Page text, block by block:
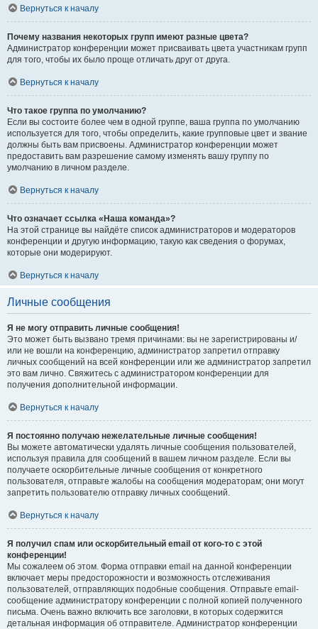
Вернуться к началу
Почему названия некоторых групп имеют разные цвета?
Администратор конференции может присваивать цвета участникам групп
для того, чтобы их было проще отличать друг от друга.
Вернуться к началу
Что такое группа по умолчанию?
Если вы состоите более чем в одной группе, ваша группа по умолчанию
используется для того, чтобы определить, какие групповые цвет и звание
должны быть вам присвоены. Администратор конференции может
предоставить вам разрешение самому изменять вашу группу по
умолчанию в личном разделе.
Вернуться к началу
Что означает ссылка «Наша команда»?
На этой странице вы найдёте список администраторов и модераторов
конференции и другую информацию, такую как сведения о форумах,
которые они модерируют.
Вернуться к началу
Личные сообщения
Я не могу отправить личные сообщения!
Это может быть вызвано тремя причинами: вы не зарегистрированы и/
или не вошли на конференцию, администратор запретил отправку
личных сообщений на всей конференции или же администратор запретил
это вам лично. Свяжитесь с администратором конференции для
получения дополнительной информации.
Вернуться к началу
Я постоянно получаю нежелательные личные сообщения!
Вы можете автоматически удалять личные сообщения пользователей,
используя правила для сообщений в вашем личном разделе. Если вы
получаете оскорбительные личные сообщения от конкретного
пользователя, отправьте жалобы на сообщения модераторам; они могут
запретить пользователю отправку личных сообщений.
Вернуться к началу
Я получил спам или оскорбительный email от кого-то с этой
конференции!
Мы сожалеем об этом. Форма отправки email на данной конференции
включает меры предосторожности и возможность отслеживания
пользователей, отправляющих подобные сообщения. Отправьте email-
сообщение администратору конференции с полной копией полученного
письма. Очень важно включить все заголовки, в которых содержится
детальная информация об отправителе. Администратор конференции